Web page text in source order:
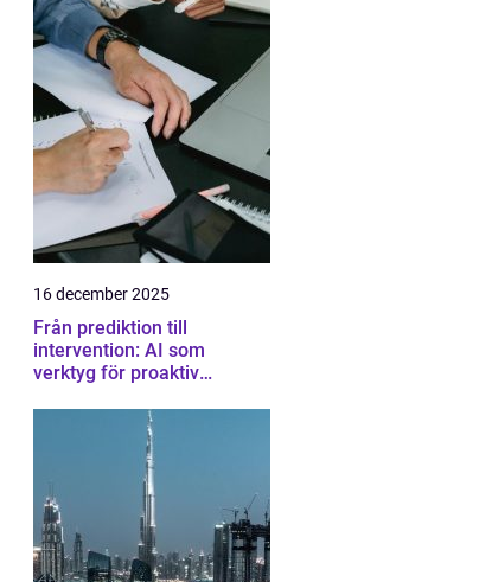
16 december 2025
Från prediktion till
intervention: AI som
verktyg för proaktiv